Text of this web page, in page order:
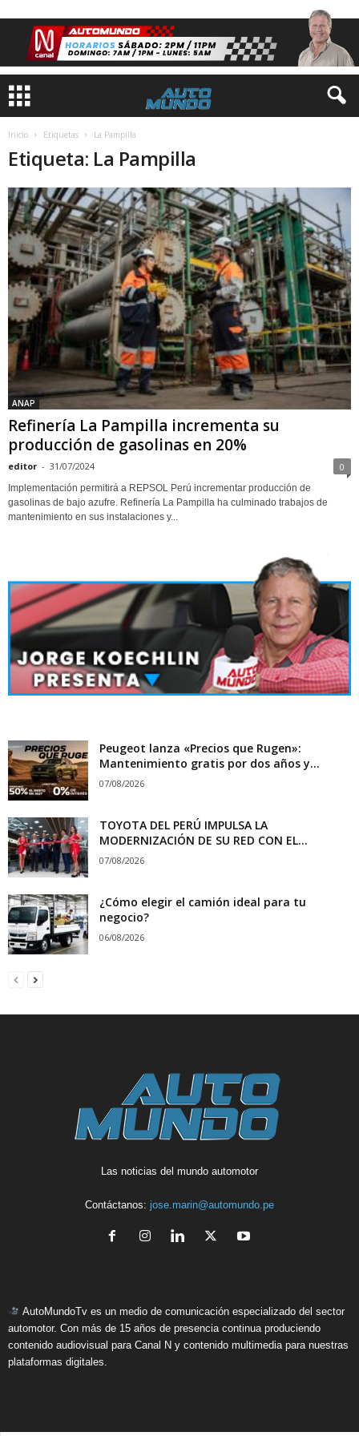
Inicio Etiquetas La Pampilla
Etiqueta: La Pampilla
ANAP
Refinería La Pampilla incrementa su
producción de gasolinas en 20%
editor - 31/07/2024 0
Implementación permitirá a REPSOL Perú incrementar producción de
gasolinas de bajo azufre. Refinería La Pampilla ha culminado trabajos de
mantenimiento en sus instalaciones y...
Peugeot lanza «Precios que Rugen»:
Mantenimiento gratis por dos años y...
07/08/2026
TOYOTA DEL PERÚ IMPULSA LA
MODERNIZACIÓN DE SU RED CON EL...
07/08/2026
¿Cómo elegir el camión ideal para tu
negocio?
06/08/2026
Las noticias del mundo automotor
Contáctanos: jose.marin@automundo.pe
AutoMundoTv es un medio de comunicación especializado del sector
automotor. Con más de 15 años de presencia continua produciendo
contenido audiovisual para Canal N y contenido multimedia para nuestras
plataformas digitales.